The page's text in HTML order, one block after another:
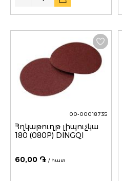
00-00018735
Հղկաթուղթ լիպուչկա
180 (080P) DINGQI
60,00 ֏ / հատ